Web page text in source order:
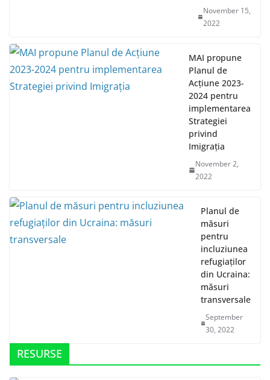
November 15,
2022
MAI propune
Planul de
Acțiune 2023-
2024 pentru
implementarea
Strategiei
privind
Imigrația
November 2,
2022
Planul de
măsuri
pentru
incluziunea
refugiaților
din Ucraina:
măsuri
transversale
September
30, 2022
RESURSE